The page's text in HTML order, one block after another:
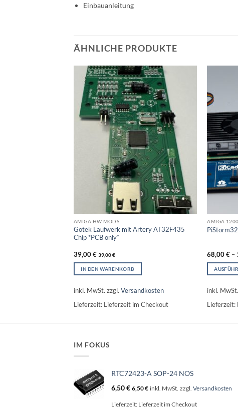
Einbauanleitung
ÄHNLICHE PRODUKTE
AMIGA HW MODS
Gotek Laufwerk mit Artery AT32F435
Chip *PCB only*
39,00€ 39,00€
IN DEN WARENKORB
inkl. MwSt. zzgl. Versandkosten
Lieferzeit: Lieferzeit im Checkout
AMIGA 1200
68,00€ –
Produkt
inkl. MwSt.
Lieferzeit:
IM FOKUS
RTC72423-A SOP-24 NOS
6,50€ 6,50€ inkl. MwSt. zzgl. Versandkosten
Lieferzeit: Lieferzeit im Checkout